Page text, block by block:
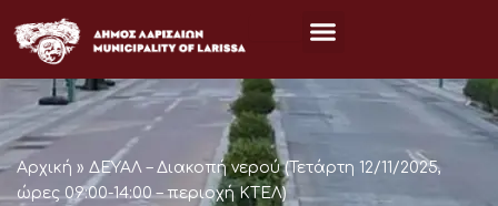
στο
περιεχόμενο
Αρχική » ΔΕΥΑΛ – Διακοπή νερού (Τετάρτη 12/11/2025,
ώρες 09:00-14:00 – περιοχή ΚΤΕΛ)